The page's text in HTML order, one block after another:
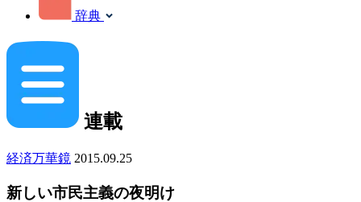
辞典
連載
経済万華鏡 2015.09.25
新しい市民主義の夜明け